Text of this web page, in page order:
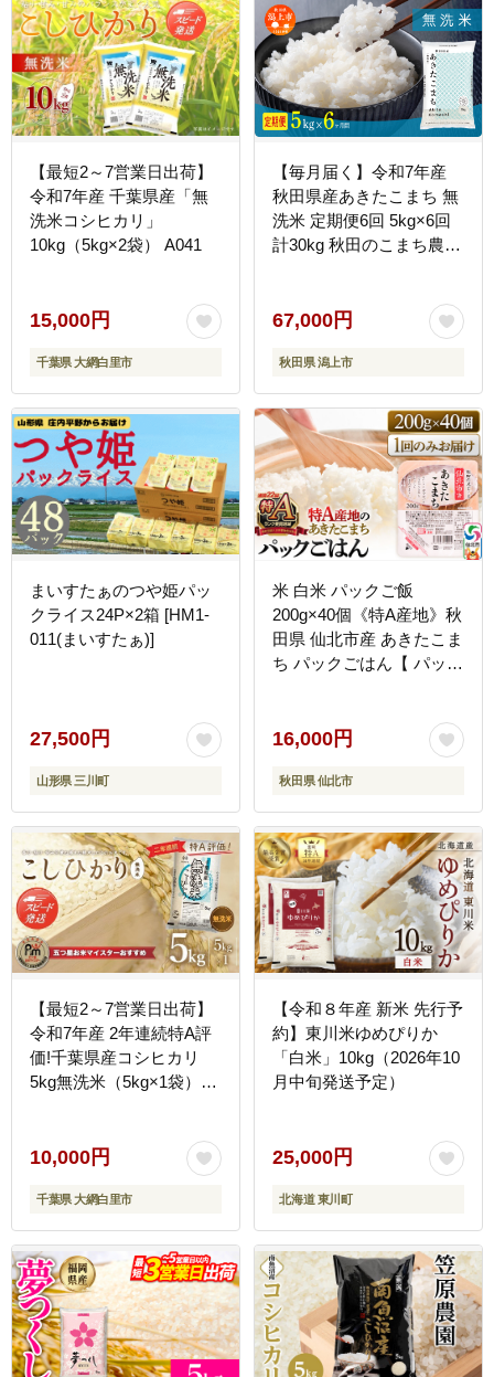
【最短2～7営業日出荷】
令和7年産 千葉県産「無
洗米コシヒカリ」
10kg（5kg×2袋） A041
15,000円
千葉県 大網白里市
【毎月届く】令和7年産
秋田県産あきたこまち 無
洗米 定期便6回 5kg×6回
計30kg 秋田のこまち農場
67,000円
秋田県 潟上市
まいすたぁのつや姫パッ
クライス24P×2箱 [HM1-
011(まいすたぁ)]
27,500円
山形県 三川町
米 白米 パックご飯
200g×40個《特A産地》秋
田県 仙北市産 あきたこま
ち パックごはん【 パック
パック レトルト 米】
16,000円
秋田県 仙北市
【最短2～7営業日出荷】
令和7年産 2年連続特A評
価!千葉県産コシヒカリ
5kg無洗米（5kg×1袋）
10,000円
千葉県 大網白里市
【令和８年産 新米 先行予
約】東川米ゆめぴりか
「白米」10kg（2026年10
月中旬発送予定）
25,000円
北海道 東川町